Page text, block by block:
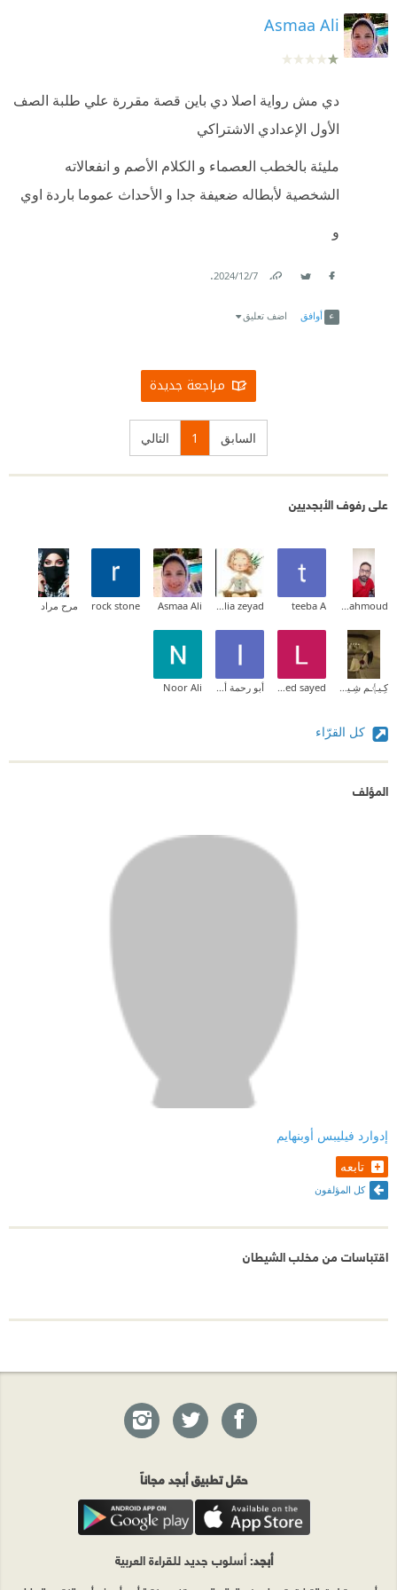
Asmaa Ali
دي مش رواية اصلا دي باين قصة مقررة علي طلبة الصف
الأول الإعدادي الاشتراكي
مليئة بالخطب العصماء و الكلام الأصم و انفعالاته
الشخصية لأبطاله ضعيفة جدا و الأحداث عموما باردة اوي
و
7‏/12‏/2024
.
أوافق اضف تعليق
مراجعة جديدة
السابق 1 التالي
على رفوف الأبجديين
Hamed Mahmoud
teeba A
dalia zeyad
Asmaa Ali
rock stone مرح مراد
كِـيـ𓂆ـم شِـيـ𓂆ـرُو¹⁹⁹³. Lamis Mohamed sayed أبو رحمة أبو رحمة Noor Ali
كل القرّاء
المؤلف
إدوارد فيليبس أوبنهايم
تابعه
كل المؤلفون
اقتباسات من مخلب الشيطان
حمّل تطبيق أبجد مجاناً
أبجد: أسلوب جديد للقراءة العربية